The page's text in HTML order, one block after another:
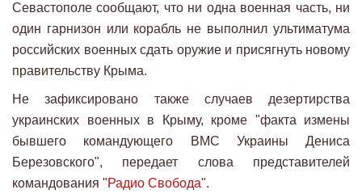
Севастополе сообщают, что ни одна военная часть, ни
один гарнизон или корабль не выполнил ультиматума
российских военных сдать оружие и присягнуть новому
правительству Крыма.
Не зафиксировано также случаев дезертирства
украинских военных в Крыму, кроме "факта измены
бывшего командующего ВМС Украины Дениса
Березовского", передает слова представителей
командования "Радио Свобода".